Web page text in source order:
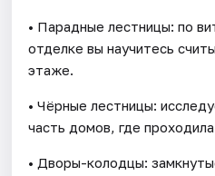
• Парадные лестницы: по
отделке вы научитесь
этаже.
• Чёрные лестницы:
часть домов, где
• Дворы-колодцы: